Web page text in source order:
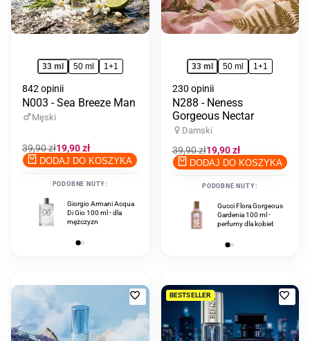
33 ml 50 ml 1+1
842 opinii
N003 - Sea Breeze Man
Męski
Cena
regularna
39,90 złCena
promocyjna
19,90 zł
DODAJ DO KOSZYKA
PODOBNE NUTY:
Giorgio Armani Acqua
Di Gio 100 ml - dla
mężczyzn
Giorgio Armani Acqua
Di Gio Profumo 100
ml - dla mężczyzn
33 ml 50 ml 1+1
230 opinii
N288 - Neness
Gorgeous Nectar
Damski
Cena
regularna
39,90 złCena
promocyjna
19,90 zł
DODAJ DO KOSZYKA
PODOBNE NUTY:
Gucci Flora Gorgeous
Gardenia 100 ml -
perfumy dla kobiet
Dodaj
do
ulubionych
BESTSELLER